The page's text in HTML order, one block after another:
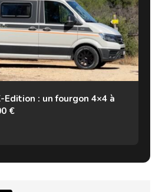
Edition : un fourgon 4×4 à
€